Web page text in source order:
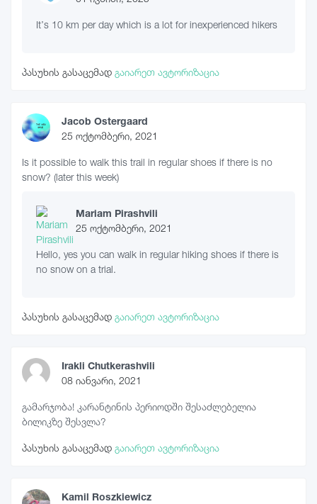
It’s 10 km per day which is a lot for inexperienced hikers
პასუხის გასაცემად გაიარეთ ავტორიზაცია
Jacob Ostergaard
25 ოქტომბერი, 2021
Is it possible to walk this trail in regular shoes if there is no
snow? (later this week)
Mariam Pirashvili
25 ოქტომბერი, 2021
Hello, yes you can walk in regular hiking shoes if there is
no snow on a trial.
პასუხის გასაცემად გაიარეთ ავტორიზაცია
Irakli Chutkerashvili
08 იანვარი, 2021
გამარჯობა! კარანტინის პერიოდში შესაძლებელია
ბილიკზე შესვლა?
პასუხის გასაცემად გაიარეთ ავტორიზაცია
Kamil Roszkiewicz